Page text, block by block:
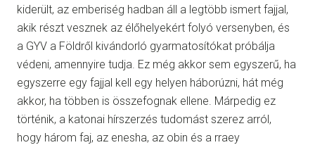
kiderült, az emberiség hadban áll a legtöbb ismert fajjal,
akik részt vesznek az élőhelyekért folyó versenyben, és
a GYV a Földről kivándorló gyarmatosítókat próbálja
védeni, amennyire tudja. Ez még akkor sem egyszerű, ha
egyszerre egy fajjal kell egy helyen háborúzni, hát még
akkor, ha többen is összefognak ellene. Márpedig ez
történik, a katonai hírszerzés tudomást szerez arról,
hogy három faj, az enesha, az obin és a rraey